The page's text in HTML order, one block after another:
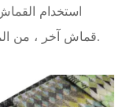
استخدام
قماش آخر ، من المهم اختيار قماش التنجيد المناسب لمنزلك.